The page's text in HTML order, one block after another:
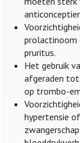
prolactinoom
pruritus.
Het gebruik
afgeraden
op trombo-
hypertensie